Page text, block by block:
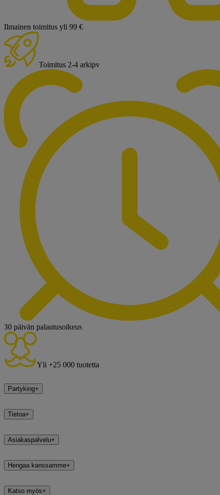
Ilmainen toimitus yli 99 €
Toimitus 2-4 arkipv
30 päivän palautusoikeus
Yli +25 000 tuotetta
Partyking+
Tietoa+
Asiakaspalvelu+
Hengaa kanssamme+
Katso myös+